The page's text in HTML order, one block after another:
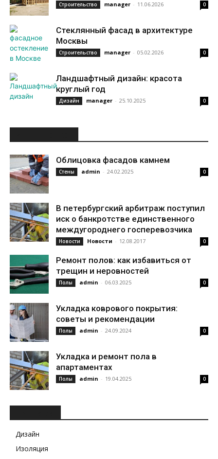
Строительство manager - 11.06.2026 0
Стеклянный фасад в архитектуре
Москвы
Строительство manager - 05.02.2026 0
Ландшафтный дизайн: красота
круглый год
Дизайн manager - 25.10.2025 0
Облицовка фасадов камнем
Стены admin - 24.02.2025 0
В петербургский арбитраж поступил
иск о банкротстве единственного
междугороднего госперевозчика
Новости Новости - 12.08.2017 0
Ремонт полов: как избавиться от
трещин и неровностей
Полы admin - 06.03.2025 0
Укладка коврового покрытия:
советы и рекомендации
Полы admin - 24.09.2024 0
Укладка и ремонт пола в
апартаментах
Полы admin - 19.04.2025 0
Дизайн
Изоляция